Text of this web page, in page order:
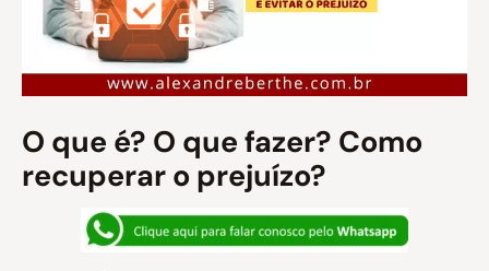
O que é? O que fazer? Como
recuperar o prejuízo?